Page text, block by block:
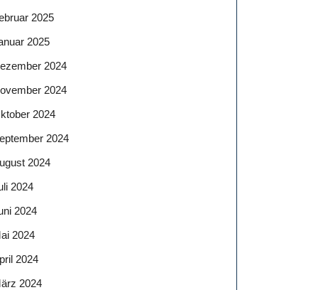
2025
2025
2024
2024
2024
2024
2024
2024
2024
2024
2024
2024